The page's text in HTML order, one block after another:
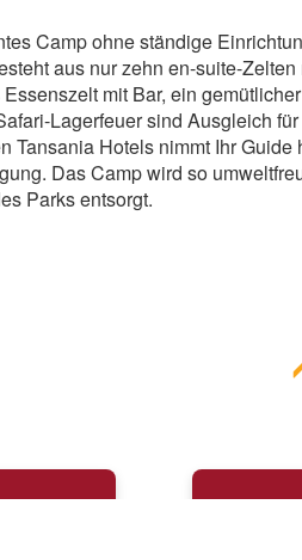
Camp ohne ständige
aus nur zehn en-suite-Zelten
mit Bar, ein gemütlicher
Lagerfeuer sind Ausgleich
Tansania Hotels nimmt Ihr Guide
Das Camp wird so
Parks entsorgt.